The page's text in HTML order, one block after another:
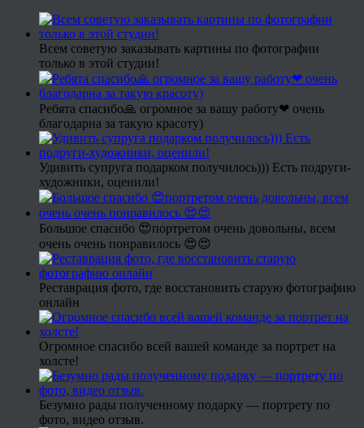
Всем советую заказывать картины по фотографии
только в этой студии!
Ребята спасибо🙏 огромное за вашу работу❤ очень
благодарна за такую красоту)
Удивить супруга подарком получилось))) Есть подруги-
художники, оценили!
Большое спасибо 😍портретом очень довольны, всем
очень очень понравилось 😍😍
Реставрация фото, где восстановить старую фотографию
онлайн
Огромное спасибо всей вашей команде за портрет на
холсте!
Безумно рады полученному подарку — портрету по
фото, видео отзыв.